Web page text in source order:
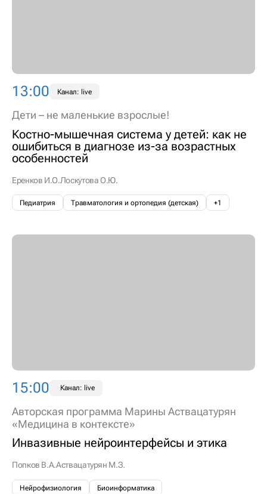
13:00 Канал: live
Дети – не маленькие взрослые!
Костно-мышечная система у детей: как не
ошибиться в диагнозе из-за возрастных
особенностей
Еренков И.О.Лоскутова О.Ю.
Педиатрия Травматология и ортопедия (детская) +1
15:00 Канал: live
Авторская программа Марины Аствацатурян
«Медицина в контексте»
Инвазивные нейроинтерфейсы и этика
Попков В.А.Аствацатурян М.З.
Нейрофизиология Биоинформатика